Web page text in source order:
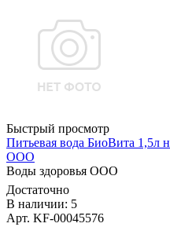
Быстрый просмотр
Питьевая вода БиоВита 1,5л
ООО
Воды здоровья ООО
Достаточно
В наличии: 5
Арт. KF-00045576